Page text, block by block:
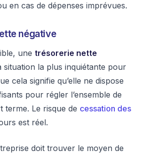
en cas de dépenses imprévues.
négative
une trésorerie nette
situation la plus inquiétante pour
cela signifie qu’elle ne dispose
pour régler l’ensemble de
terme. Le risque de cessation des
est réel.
doit trouver le moyen de